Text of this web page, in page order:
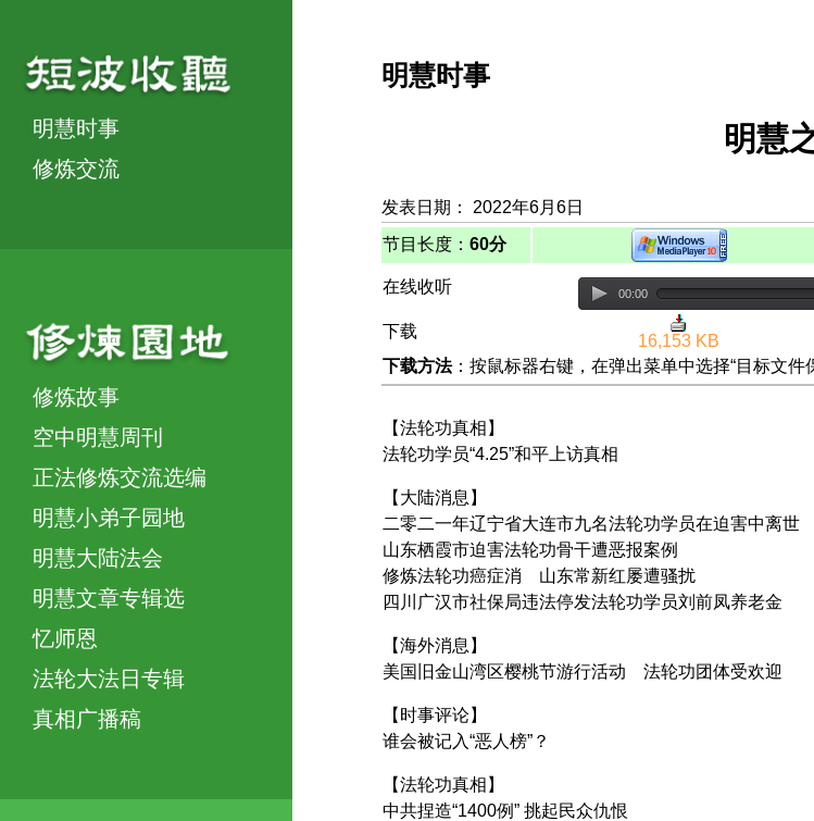
明慧时事
修炼交流
修炼故事
空中明慧周刊
正法修炼交流选编
明慧小弟子园地
明慧大陆法会
明慧文章专辑选
忆师恩
法轮大法日专辑
真相广播稿
明慧时事
明慧
发表日期： 2022年6月6日
节目长度： 60分
在线收听 00:00
下载
16,153 KB
下载方法：按鼠标器右键，在弹出菜单中选择“目标文
【法轮功真相】
法轮功学员“4.25”和平上访真相
【大陆消息】
二零二一年辽宁省大连市九名法轮功学员在迫害中离世
山东栖霞市迫害法轮功骨干遭恶报案例
修炼法轮功癌症消 山东常新红屡遭骚扰
四川广汉市社保局违法停发法轮功学员刘前凤养老金
【海外消息】
美国旧金山湾区樱桃节游行活动 法轮功团体受欢迎
【时事评论】
谁会被记入“恶人榜”？
【法轮功真相】
中共捏造“1400例” 挑起民众仇恨